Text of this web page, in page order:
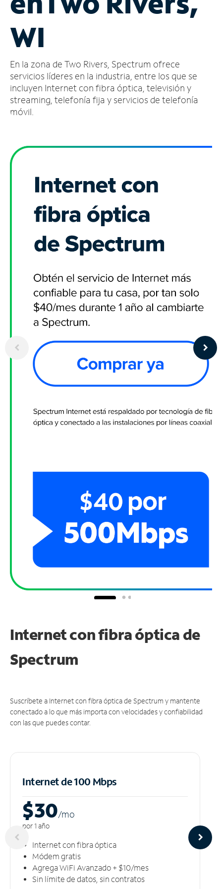
cuenta
Encuentra
tienda
WI
En la zona de Two Rivers, Spectrum ofrece
servicios líderes en la industria, entre los que se
incluyen Internet con fibra óptica, televisión y
streaming, telefonía fija y servicios de telefonía
móvil.
Internet con fibra óptica de
Spectrum
Suscríbete a Internet con fibra óptica de Spectrum y mantente
conectado a lo que más importa con velocidades y confiabilidad
con las que puedes contar.
Internet de 100 Mbps
$30/mo
por 1 año
Internet con fibra óptica
Módem gratis
Agrega WiFi Avanzado + $10/mes
Sin límite de datos, sin contratos